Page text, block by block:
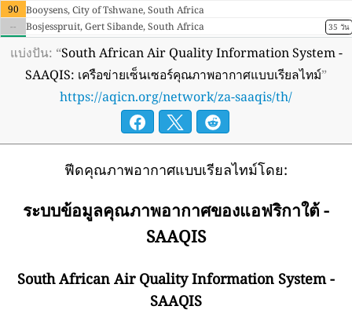
90 Booysens, City of Tshwane, South Africa
--
35 วัน
Bosjesspruit, Gert Sibande, South Africa
Brackenham - RBCAA, King Cetshwayo, South Africa
--
Buccleugh-NAQI, City of Johannesburg, South Africa
CBD RBCAA-NAQI, King Cetshwayo, South Africa
Cape Point-NAQI, City of Cape Town, South Africa
Capricorn, South Africa
City Hall - Durban-NAQI, eThekwini Metro, South Africa
109 Club-NAQI, Gert Sibande, South Africa
Davidsonville, City of Johannesburg, South Africa
Delmas MP, Nkangala, South Africa
Diepsloot, City of Johannesburg, South Africa
Dilokong, Sekhukhune, South Africa
ES_Motherwell, Alfred Nzo, South Africa
East London, Buffalo City Metro, South Africa
162 Embalenhle, Gert Sibande, South Africa
Ermelo-NAQI, Gert Sibande, South Africa
แบ่งปัน: “South African Air Quality Information System -
SAAQIS: เครือข่ายเซ็นเซอร์คุณภาพอากาศแบบเรียลไทม์”
https://aqicn.org/network/za-saaqis/th/
ฟีดคุณภาพอากาศแบบเรียลไทม์โดย:
ระบบข้อมูลคุณภาพอากาศของแอฟริกาใต้ -
SAAQIS
South African Air Quality Information System -
SAAQIS